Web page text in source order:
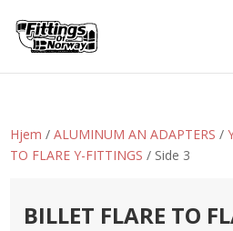
Hjem /ALUMINUM AN ADAPTERS /
TO FLARE Y-FITTINGS / Side 3
BILLET FLARE TO